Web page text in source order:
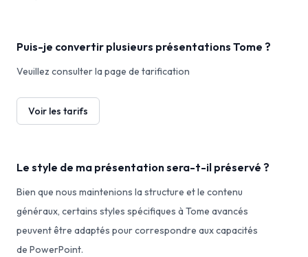
Puis-je convertir plusieurs présentations Tome ?
Veuillez consulter la page de tarification
Voir les tarifs
Le style de ma présentation sera-t-il préservé ?
Bien que nous maintenions la structure et le contenu
généraux, certains styles spécifiques à Tome avancés
peuvent être adaptés pour correspondre aux capacités
de PowerPoint.